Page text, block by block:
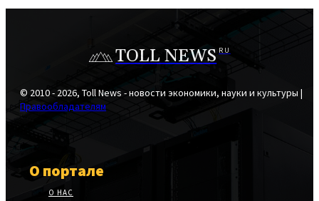
TOLL NEWS RU
© 2010 - 2026, Toll News - новости экономики, науки и культуры |
Правообладателям
О портале
О НАС